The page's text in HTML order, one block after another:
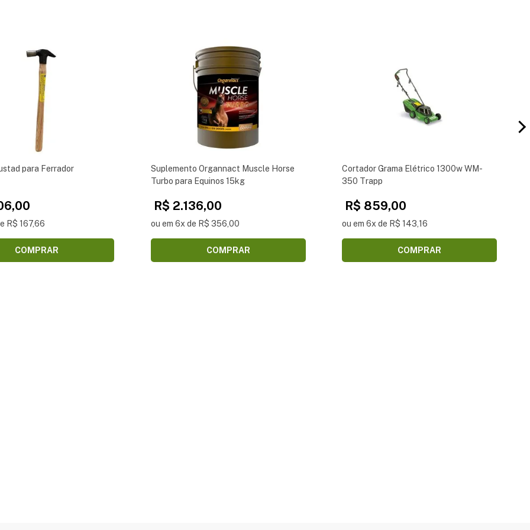
para Ferrador
R$ 167,66
COMPRAR
Suplemento Organnact Muscle Horse
Turbo para Equinos 15kg
R$ 2.136,00
ou em 6x de R$ 356,00
COMPRAR
Cortador Grama Elétrico 1300w WM-
350 Trapp
R$ 859,00
ou em 6x de R$ 143,16
COMPRAR